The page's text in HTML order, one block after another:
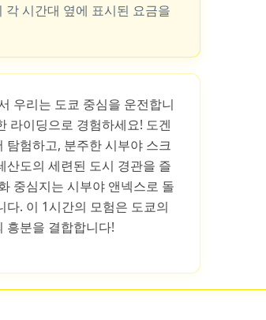
시간대 옆에 표시된 요금을
우리는 도쿄 중심을 운전합니
라이딩으로 경험하세요! 도겐
탐험하고, 분주한 시부야 스크
산도의 세련된 도시 경관을 즐
중심지는 시부야 앤넥스로 돌
. 이 1시간의 모험은 도쿄의
흥분을 결합합니다!